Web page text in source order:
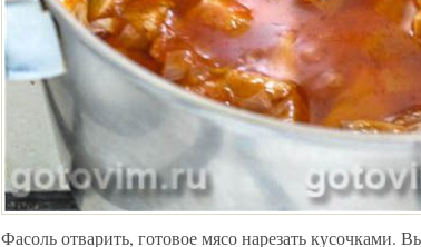
Фасоль отварить, готовое мясо нарезать